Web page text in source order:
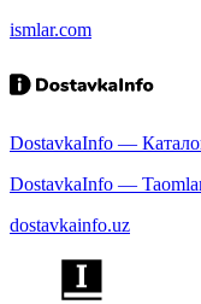
ismlar.com
DostavkaInfo —
DostavkaInfo —
dostavkainfo.uz